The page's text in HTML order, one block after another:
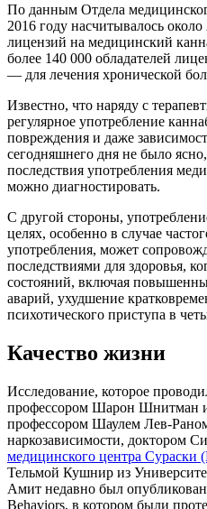
По данным Отдела
2016 году насчитывалось
лицензий на медицинский
более 140 000 обладателей
— для лечения хронической
Известно, что наряду с
регулярное употребление
повреждения и даже
сегодняшнего дня не было
последствия употребления
можно диагностировать.
С другой стороны,
целях, особенно в случае
употребления, может
последствиями для здоровья,
состояний, включая
аварий, ухудшение
психотического приступа в
Качество жизни
Исследование, которое
профессором Шарон Шнитман
профессором Шаулем Лев-
наркозависимости, доктором
медицинского центра Сураски
Тельмой Кушнир из
Амит недавно был
Behaviors, в котором были